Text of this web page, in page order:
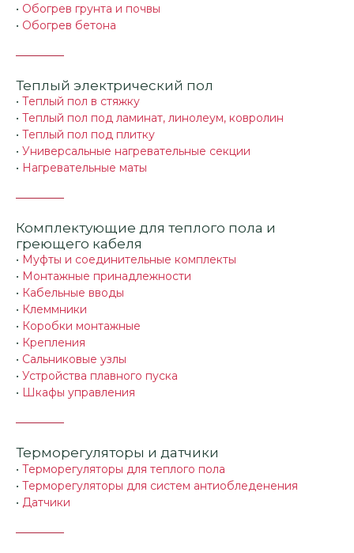
• Обогрев грунта и почвы
• Обогрев бетона
Теплый электрический пол
• Теплый пол в стяжку
• Теплый пол под ламинат, линолеум, ковролин
• Теплый пол под плитку
• Универсальные нагревательные секции
• Нагревательные маты
Комплектующие для теплого пола и
греющего кабеля
• Муфты и соединительные комплекты
• Монтажные принадлежности
• Кабельные вводы
• Клеммники
• Коробки монтажные
• Крепления
• Сальниковые узлы
• Устройства плавного пуска
• Шкафы управления
Терморегуляторы и датчики
• Терморегуляторы для теплого пола
• Терморегуляторы для систем антиобледенения
• Датчики